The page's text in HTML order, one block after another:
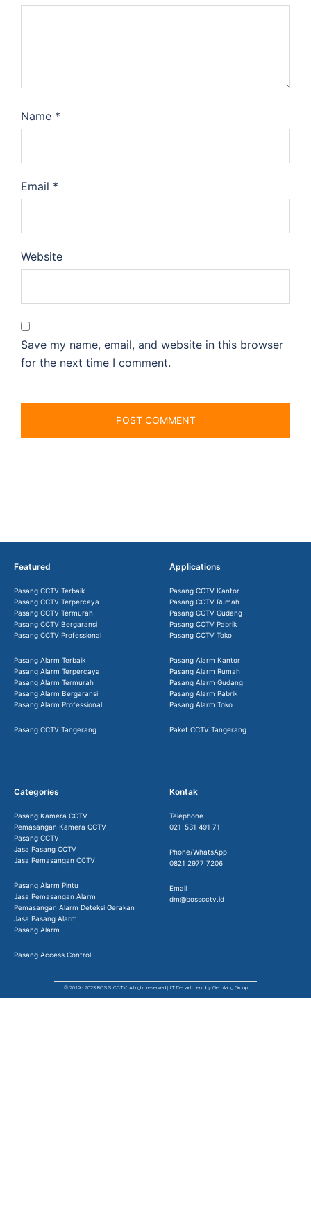
Name *
Email *
Website
Save my name, email, and website in this browser
for the next time I comment.
Featured
Pasang CCTV Terbaik
Pasang CCTV Terpercaya
Pasang CCTV Termurah
Pasang CCTV Bergaransi
Pasang CCTV Professional
Pasang Alarm Terbaik
Pasang Alarm Terpercaya
Pasang Alarm Termurah
Pasang Alarm Bergaransi
Pasang Alarm Professional
Pasang CCTV Tangerang
Applications
Pasang CCTV Kantor
Pasang CCTV Rumah
Pasang CCTV Gudang
Pasang CCTV Pabrik
Pasang CCTV Toko
Pasang Alarm Kantor
Pasang Alarm Rumah
Pasang Alarm Gudang
Pasang Alarm Pabrik
Pasang Alarm Toko
Paket CCTV Tangerang
Categories
Pasang Kamera CCTV
Pemasangan Kamera CCTV
Pasang CCTV
Jasa Pasang CCTV
Jasa Pemasangan CCTV
Pasang Alarm Pintu
Jasa Pemasangan Alarm
Pemasangan Alarm Deteksi Gerakan
Jasa Pasang Alarm
Pasang Alarm
Pasang Access Control
Kontak
Telephone
021-531 491 71
Phone/WhatsApp
0821 2977 7206
Email
dm@bosscctv.id
© 2019 - 2023 BOSS CCTV. All right reserved | IT Department by Gemilang Group